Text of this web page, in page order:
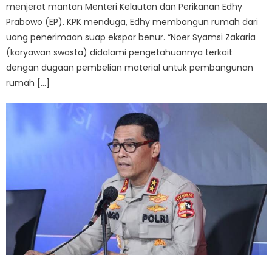
menjerat mantan Menteri Kelautan dan Perikanan Edhy
Prabowo (EP). KPK menduga, Edhy membangun rumah dari
uang penerimaan suap ekspor benur. “Noer Syamsi Zakaria
(karyawan swasta) didalami pengetahuannya terkait
dengan dugaan pembelian material untuk pembangunan
rumah […]